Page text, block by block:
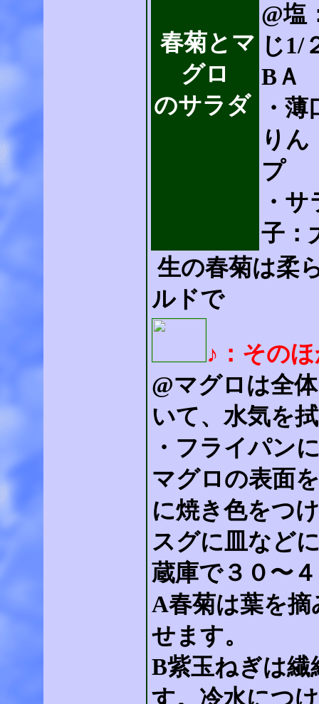
春菊とマ
グロ
のサラダ
@塩
じ1/
BＡ
・
りん
プ
・
子：
生の春菊は柔
ルドで
♪：その
@マグロは全
いて、水気を
・フライパン
マグロの表面
に焼き色をつ
スグに皿など
蔵庫で３０〜
A春菊は葉を
せます。
B紫玉ねぎは
す。冷水につ